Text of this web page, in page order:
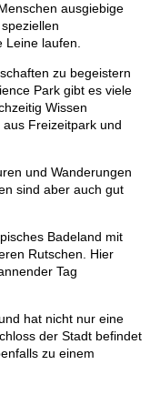
ausgiebige
laufen.
zu begeistern
Park gibt es viele
Wissen
Freizeitpark und
und Wanderungen
sind aber auch gut
Badeland mit
Rutschen. Hier
Tag
hat nicht nur eine
der Stadt befindet
zu einem